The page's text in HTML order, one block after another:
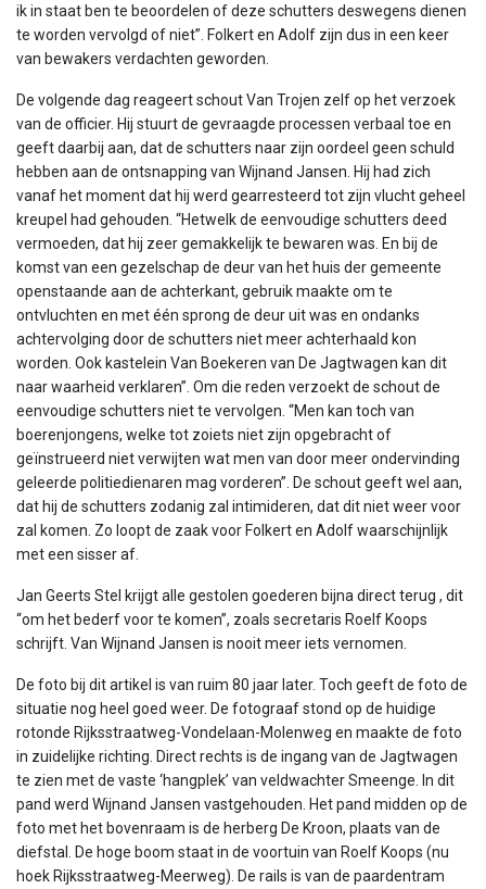
ik in staat ben te beoordelen of deze schutters deswegens dienen
te worden vervolgd of niet”. Folkert en Adolf zijn dus in een keer
van bewakers verdachten geworden.
De volgende dag reageert schout Van Trojen zelf op het verzoek
van de officier. Hij stuurt de gevraagde processen verbaal toe en
geeft daarbij aan, dat de schutters naar zijn oordeel geen schuld
hebben aan de ontsnapping van Wijnand Jansen. Hij had zich
vanaf het moment dat hij werd gearresteerd tot zijn vlucht geheel
kreupel had gehouden. “Hetwelk de eenvoudige schutters deed
vermoeden, dat hij zeer gemakkelijk te bewaren was. En bij de
komst van een gezelschap de deur van het huis der gemeente
openstaande aan de achterkant, gebruik maakte om te
ontvluchten en met één sprong de deur uit was en ondanks
achtervolging door de schutters niet meer achterhaald kon
worden. Ook kastelein Van Boekeren van De Jagtwagen kan dit
naar waarheid verklaren”. Om die reden verzoekt de schout de
eenvoudige schutters niet te vervolgen. “Men kan toch van
boerenjongens, welke tot zoiets niet zijn opgebracht of
geïnstrueerd niet verwijten wat men van door meer ondervinding
geleerde politiedienaren mag vorderen”. De schout geeft wel aan,
dat hij de schutters zodanig zal intimideren, dat dit niet weer voor
zal komen. Zo loopt de zaak voor Folkert en Adolf waarschijnlijk
met een sisser af.
Jan Geerts Stel krijgt alle gestolen goederen bijna direct terug , dit
“om het bederf voor te komen”, zoals secretaris Roelf Koops
schrijft. Van Wijnand Jansen is nooit meer iets vernomen.
De foto bij dit artikel is van ruim 80 jaar later. Toch geeft de foto de
situatie nog heel goed weer. De fotograaf stond op de huidige
rotonde Rijksstraatweg-Vondelaan-Molenweg en maakte de foto
in zuidelijke richting. Direct rechts is de ingang van de Jagtwagen
te zien met de vaste ‘hangplek’ van veldwachter Smeenge. In dit
pand werd Wijnand Jansen vastgehouden. Het pand midden op de
foto met het bovenraam is de herberg De Kroon, plaats van de
diefstal. De hoge boom staat in de voortuin van Roelf Koops (nu
hoek Rijksstraatweg-Meerweg). De rails is van de paardentram